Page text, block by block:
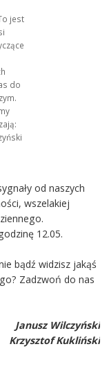
jest
do
od naszych
wszelakiej
12.05.
bądź widzisz jakąś
Zadzwoń do nas
Janusz Wilczyński
Krzysztof Kukliński